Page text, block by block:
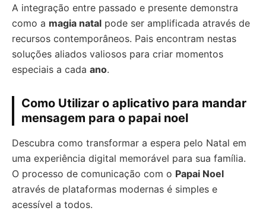
A integração entre passado e presente demonstra
como a magia natal pode ser amplificada através de
recursos contemporâneos. Pais encontram nestas
soluções aliados valiosos para criar momentos
especiais a cada ano.
Como Utilizar o aplicativo para mandar
mensagem para o papai noel
Descubra como transformar a espera pelo Natal em
uma experiência digital memorável para sua família.
O processo de comunicação com o Papai Noel
através de plataformas modernas é simples e
acessível a todos.